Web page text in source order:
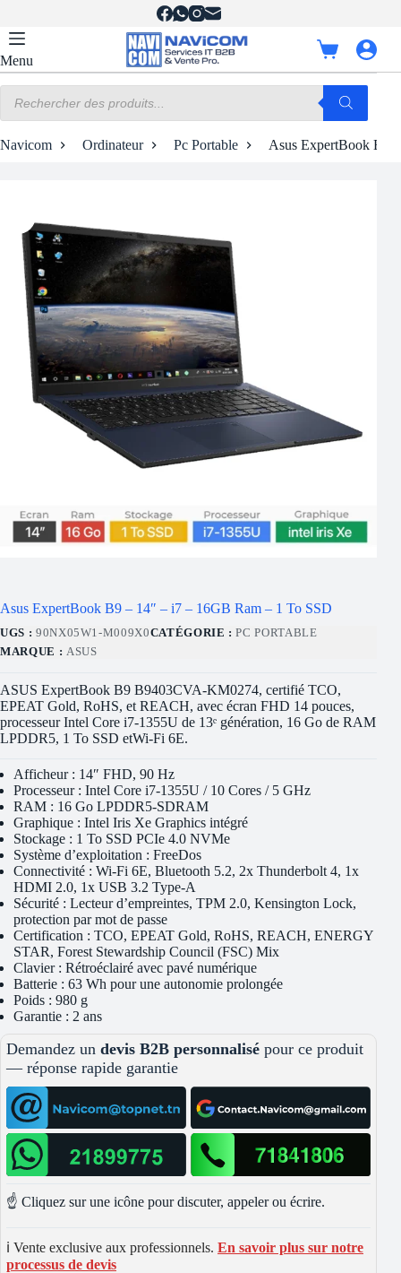
contenu
Menu
Panier
d’achat
produits
Navicom Ordinateur Pc Portable Asus ExpertBook B9
Asus ExpertBook B9 – 14″ – i7 – 16GB Ram – 1 To SSD
UGS : 90NX05W1-M009X0CATÉGORIE :PC PORTABLE
MARQUE : ASUS
ASUS ExpertBook B9 B9403CVA-KM0274, certifié TCO,
EPEAT Gold, RoHS, et REACH, avec écran FHD 14 pouces,
processeur Intel Core i7-1355U de 13ᵉ génération, 16 Go de RAM
LPDDR5, 1 To SSD etWi-Fi 6E.
Afficheur : 14″ FHD, 90 Hz
Processeur : Intel Core i7-1355U / 10 Cores / 5 GHz
RAM : 16 Go LPDDR5-SDRAM
Graphique : Intel Iris Xe Graphics intégré
Stockage : 1 To SSD PCIe 4.0 NVMe
Système d’exploitation : FreeDos
Connectivité : Wi-Fi 6E, Bluetooth 5.2, 2x Thunderbolt 4, 1x
HDMI 2.0, 1x USB 3.2 Type-A
Sécurité : Lecteur d’empreintes, TPM 2.0, Kensington Lock,
protection par mot de passe
Certification : TCO, EPEAT Gold, RoHS, REACH, ENERGY
STAR, Forest Stewardship Council (FSC) Mix
Clavier : Rétroéclairé avec pavé numérique
Batterie : 63 Wh pour une autonomie prolongée
Poids : 980 g
Garantie : 2 ans
Demandez un devis B2B personnalisé pour ce produit
— réponse rapide garantie
☝️ Cliquez sur une icône pour discuter, appeler ou écrire.
ℹ️ Vente exclusive aux professionnels. En savoir plus sur notre
processus de devis